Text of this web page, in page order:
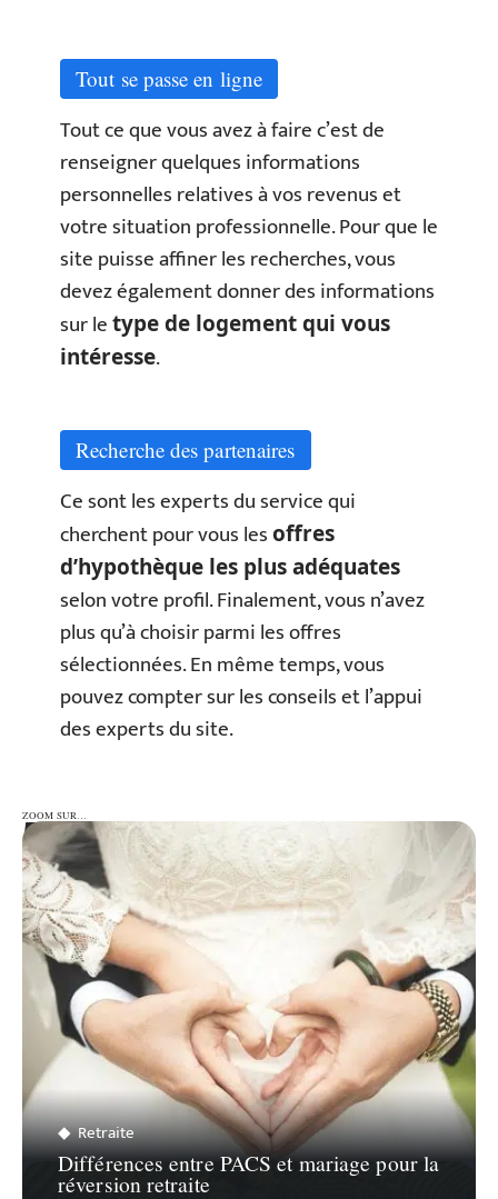
Tout se passe en ligne
Tout ce que vous avez à faire c’est de
renseigner quelques informations
personnelles relatives à vos revenus et
votre situation professionnelle. Pour que le
site puisse affiner les recherches, vous
devez également donner des informations
sur letype de logement qui vous
intéresse.
Recherche des partenaires
Ce sont les experts du service qui
cherchent pour vous lesoffres
d’hypothèque les plus adéquates
selon votre profil. Finalement, vous n’avez
plus qu’à choisir parmi les offres
sélectionnées. En même temps, vous
pouvez compter sur les conseils et l’appui
des experts du site.
ZOOM SUR…
ZOOM SUR…
Retraite
Différences entre PACS et mariage pour la
réversion retraite